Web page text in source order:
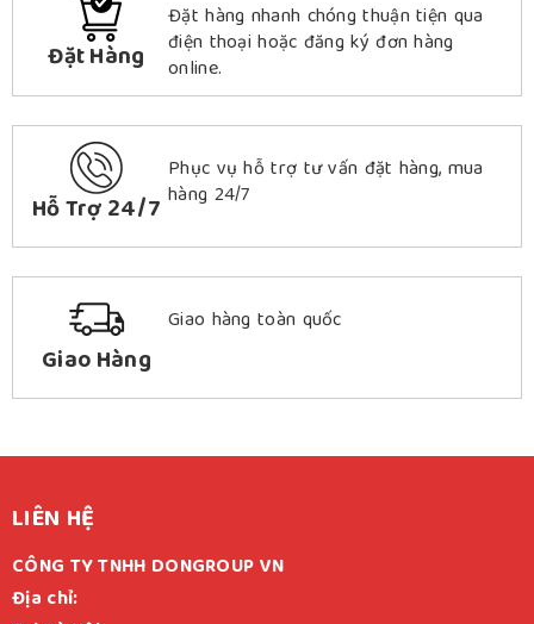
Đặt Hàng
Đặt hàng nhanh chóng thuận tiện qua
điện thoại hoặc đăng ký đơn hàng
online.
Hỗ Trợ 24/7
Phục vụ hỗ trợ tư vấn đặt hàng, mua
hàng 24/7
Giao Hàng
Giao hàng toàn quốc
LIÊN HỆ
CÔNG TY TNHH DONGROUP VN
Địa chỉ: